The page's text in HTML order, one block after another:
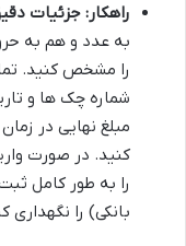
راهکار: جزئیات
به عدد و هم به
را مشخص کنید.
شماره چک ها و
مبلغ نهایی در
کنید. در صورت
را به طور کامل
بانکی) را نگهداری